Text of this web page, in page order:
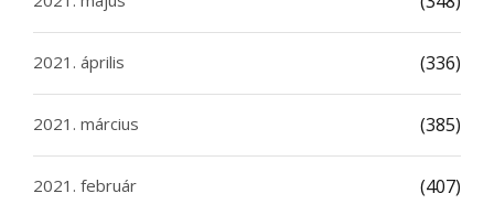
2021. április (336)
2021. március (385)
2021. február (407)